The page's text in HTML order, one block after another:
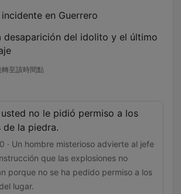
incidente en Guerrero
desaparición del idolito y el último
至該時間點
usted no le pidió permiso a los
de la piedra.
· Un hombre misterioso advierte al jefe
que las explosiones no
porque no se ha pedido permiso a los
lugar.